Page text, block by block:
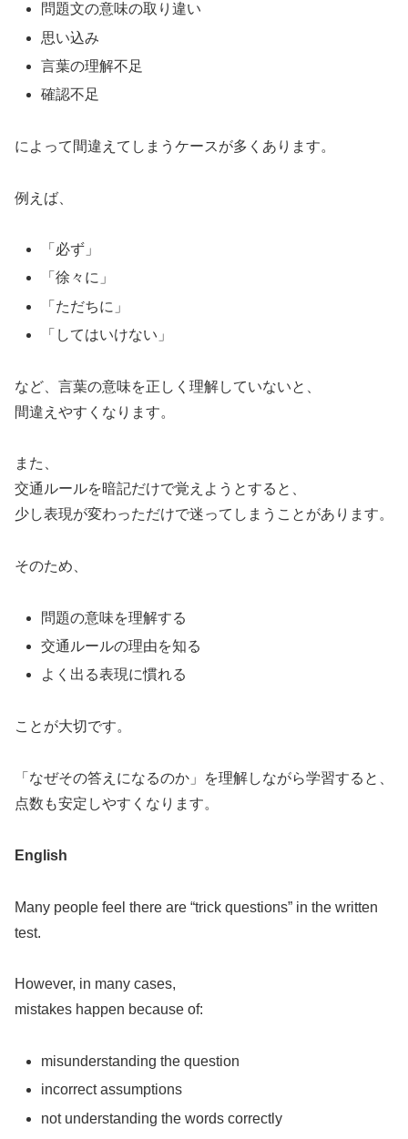
問題文の意味の取り違い
思い込み
言葉の理解不足
確認不足
によって間違えてしまうケースが多くあります。
例えば、
「必ず」
「徐々に」
「ただちに」
「してはいけない」
など、言葉の意味を正しく理解していないと、
間違えやすくなります。
また、
交通ルールを暗記だけで覚えようとすると、
少し表現が変わっただけで迷ってしまうことがあります。
そのため、
問題の意味を理解する
交通ルールの理由を知る
よく出る表現に慣れる
ことが大切です。
「なぜその答えになるのか」を理解しながら学習すると、
点数も安定しやすくなります。
English
Many people feel there are “trick questions” in the written
test.
However, in many cases,
mistakes happen because of:
misunderstanding the question
incorrect assumptions
not understanding the words correctly